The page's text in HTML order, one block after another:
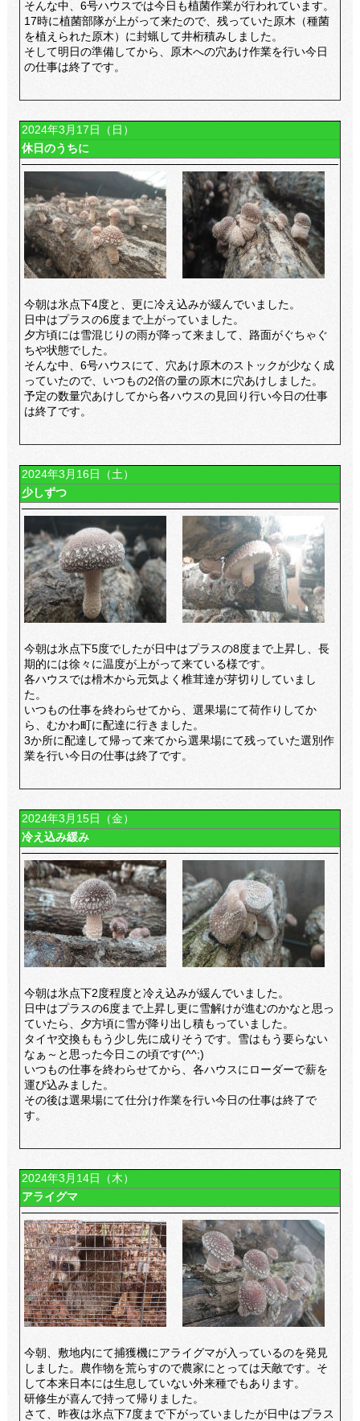
そんな中、6号ハウスでは今日も植菌作業が行われています。
17時に植菌部隊が上がって来たので、残っていた原木（種菌
を植えられた原木）に封蝋して井桁積みしました。
そして明日の準備してから、原木への穴あけ作業を行い今日
の仕事は終了です。
2024年3月17日（日）
休日のうちに
今朝は氷点下4度と、更に冷え込みが緩んでいました。
日中はプラスの6度まで上がっていました。
夕方頃には雪混じりの雨が降って来まして、路面がぐちゃぐ
ちや状態でした。
そんな中、6号ハウスにて、穴あけ原木のストックが少なく成
っていたので、いつもの2倍の量の原木に穴あけしました。
予定の数量穴あけしてから各ハウスの見回り行い今日の仕事
は終了です。
2024年3月16日（土）
少しずつ
今朝は氷点下5度でしたが日中はプラスの8度まで上昇し、長
期的には徐々に温度が上がって来ている様です。
各ハウスでは榾木から元気よく椎茸達が芽切りしていまし
た。
いつもの仕事を終わらせてから、選果場にて荷作りしてか
ら、むかわ町に配達に行きました。
3か所に配達して帰って来てから選果場にて残っていた選別作
業を行い今日の仕事は終了です。
2024年3月15日（金）
冷え込み緩み
今朝は氷点下2度程度と冷え込みが緩んでいました。
日中はプラスの6度まで上昇し更に雪解けが進むのかなと思っ
ていたら、夕方頃に雪が降り出し積もっていました。
タイヤ交換ももう少し先に成りそうです。雪はもう要らない
なぁ～と思った今日この頃です(^^;)
いつもの仕事を終わらせてから、各ハウスにローダーで薪を
運び込みました。
その後は選果場にて仕分け作業を行い今日の仕事は終了で
す。
2024年3月14日（木）
アライグマ
今朝、敷地内にて捕獲機にアライグマが入っているのを発見
しました。農作物を荒らすので農家にとっては天敵です。そ
して本来日本には生息していない外来種でもあります。
研修生が喜んで持って帰りました。
さて、昨夜は氷点下7度まで下がっていましたが日中はプラス